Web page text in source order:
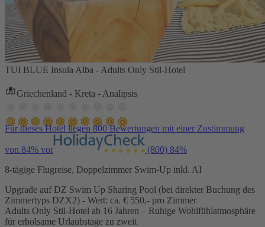
TUI BLUE Insula Alba - Adults Only Stil-Hotel
Griechenland - Kreta - Analipsis
Für dieses Hotel liegen 800 Bewertungen mit einer Zustimmung
von 84% vor (800) 84%
8-tägige Flugreise, Doppelzimmer Swim-Up inkl. AI
Upgrade auf DZ Swim Up Sharing Pool (bei direkter Buchung des
Zimmertyps DZX2) - Wert: ca. € 550,- pro Zimmer
Adults Only Stil-Hotel ab 16 Jahren – Ruhige Wohlfühlatmosphäre
für erholsame Urlaubstage zu zweit